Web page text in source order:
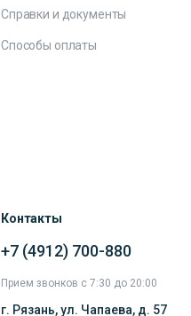
Справки и документы
Способы оплаты
Контакты
+7 (4912) 700-880
Прием звонков с 7:30 до 20:00
г. Рязань, ул. Чапаева, д. 57